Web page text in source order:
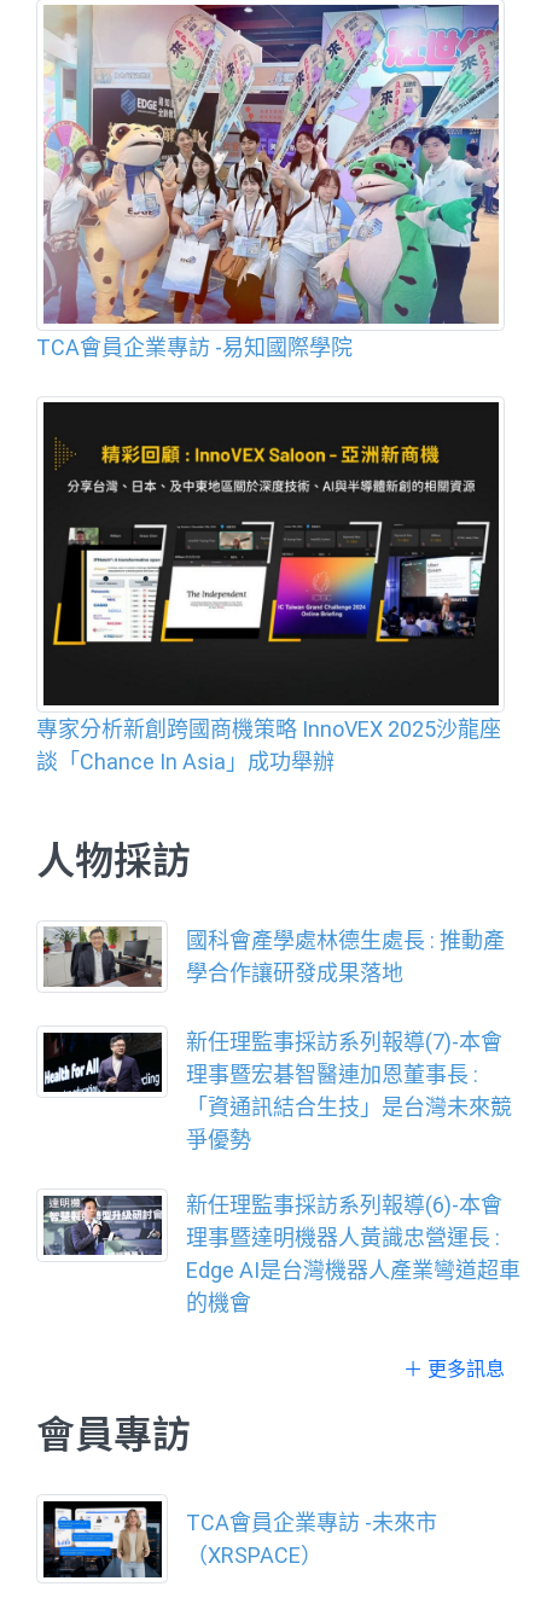
TCA會員企業專訪 -易知國際學院
專家分析新創跨國商機策略 InnoVEX 2025沙龍座
談「Chance In Asia」成功舉辦
人物採訪
國科會產學處林德生處長 : 推動產
學合作讓研發成果落地
新任理監事採訪系列報導(7)-本會
理事暨宏碁智醫連加恩董事長 :
「資通訊結合生技」是台灣未來競
爭優勢
新任理監事採訪系列報導(6)-本會
理事暨達明機器人黃識忠營運長 :
Edge AI是台灣機器人產業彎道超車
的機會
＋ 更多訊息
會員專訪
TCA會員企業專訪 -未來市
（XRSPACE）